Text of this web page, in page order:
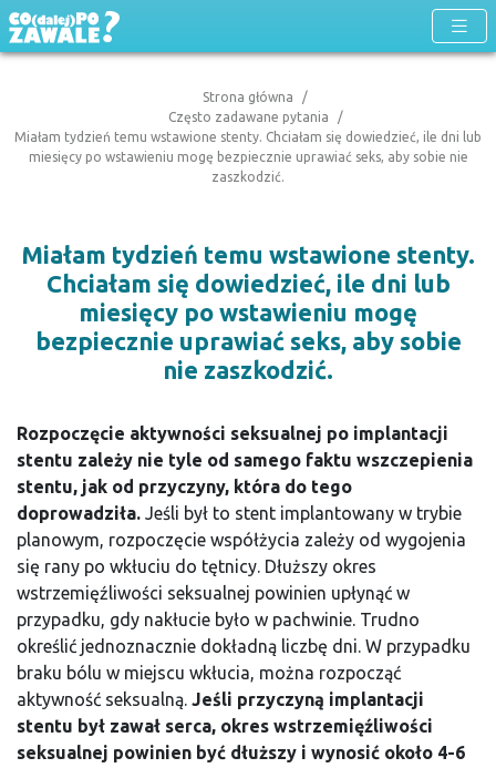
Strona główna
Często zadawane pytania
Miałam tydzień temu wstawione stenty. Chciałam się dowiedzieć, ile dni lub
miesięcy po wstawieniu mogę bezpiecznie uprawiać seks, aby sobie nie
zaszkodzić.
Miałam tydzień temu wstawione stenty.
Chciałam się dowiedzieć, ile dni lub
miesięcy po wstawieniu mogę
bezpiecznie uprawiać seks, aby sobie
nie zaszkodzić.
Rozpoczęcie aktywności seksualnej po implantacji
stentu zależy nie tyle od samego faktu wszczepienia
stentu, jak od przyczyny, która do tego
doprowadziła. Jeśli był to stent implantowany w trybie
planowym, rozpoczęcie współżycia zależy od wygojenia
się rany po wkłuciu do tętnicy. Dłuższy okres
wstrzemięźliwości seksualnej powinien upłynąć w
przypadku, gdy nakłucie było w pachwinie. Trudno
określić jednoznacznie dokładną liczbę dni. W przypadku
braku bólu w miejscu wkłucia, można rozpocząć
aktywność seksualną. Jeśli przyczyną implantacji
stentu był zawał serca, okres wstrzemięźliwości
seksualnej powinien być dłuższy i wynosić około 4-6